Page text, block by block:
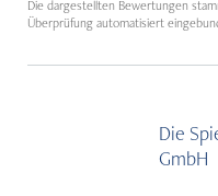
Die dargestellten Bewertungen
Überprüfung automatisiert
Die
GmbH